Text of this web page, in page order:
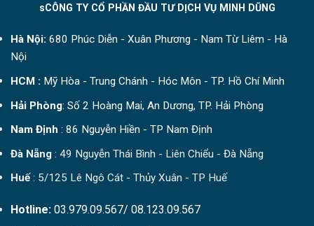
sCÔNG TY CỔ PHẦN ĐẦU TƯ DỊCH VỤ MINH DŨNG
Hà Nội: 680 Phúc Diễn - Xuân Phương - Nam Từ Liêm - Hà
Nội
HCM : Mỹ Hòa - Trung Chánh - Hóc Môn - TP. Hồ Chí Minh
Hải Phòng: Số 2 Hoàng Mai, An Dương, TP. Hải Phòng
Nam Định : 86 Nguyễn Hiền - TP Nam Định
Đà Nẵng : 49 Nguyễn Thái Bình - Liên Chiểu - Đà Nẵng
Huế : 5/125 Lê Ngô Cát - Thủy Xuân - TP Huế
Hotline: 03.979.09.567/ 08.123.09.567